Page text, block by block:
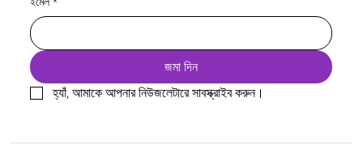
জমা দিন
হ্যাঁ, আমাকে আপনার নিউজলেটারে সাবস্ক্রাইব করুন।